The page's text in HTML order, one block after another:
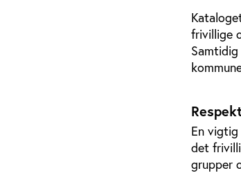
frivillige
En
det
grupper